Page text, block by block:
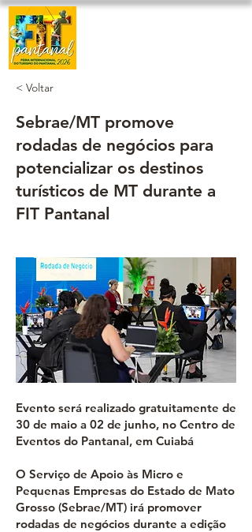
< Voltar
Sebrae/MT promove
rodadas de negócios para
potencializar os destinos
turísticos de MT durante a
FIT Pantanal
Evento será realizado gratuitamente de
30 de maio a 02 de junho, no Centro de
Eventos do Pantanal, em Cuiabá
O Serviço de Apoio às Micro e
Pequenas Empresas do Estado de Mato
Grosso (Sebrae/MT) irá promover
rodadas de negócios durante a edição